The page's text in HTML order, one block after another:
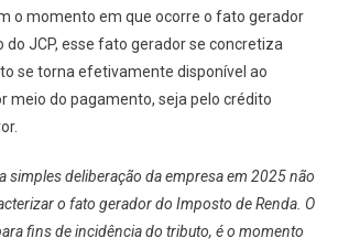
o momento em que ocorre o fato gerador
do JCP, esse fato gerador se concretiza
se torna efetivamente disponível ao
meio do pagamento, seja pelo crédito
simples deliberação da empresa em 2025 não
o fato gerador do Imposto de Renda. O
fins de incidência do tributo, é o momento